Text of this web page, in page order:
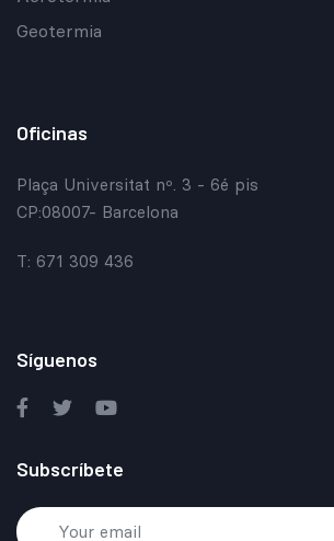
Geotermia
Oficinas
Plaça Universitat nº. 3 - 6é pis
CP:08007- Barcelona
T: 671 309 436
Síguenos
Subscríbete